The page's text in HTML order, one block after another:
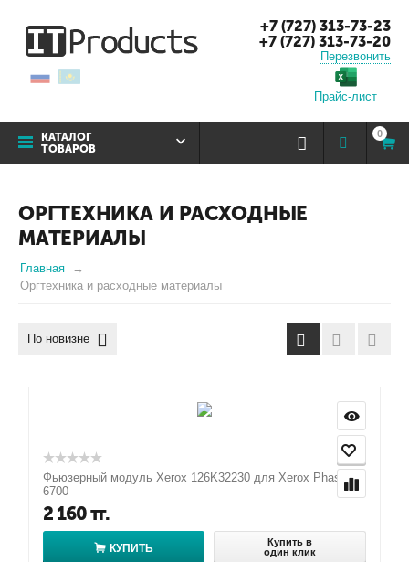
+7 (727) 313-73-23
+7 (727) 313-73-20
Перезвонить
Прайс-лист
КАТАЛОГ
ТОВАРОВ
0
ОРГТЕХНИКА И РАСХОДНЫЕ
МАТЕРИАЛЫ
Главная
Оргтехника и расходные материалы
По новизне
Фьюзерный модуль Xerox 126K32230 для Xerox Phaser
6700
2 160тг.
КУПИТЬ
Купить в
один клик